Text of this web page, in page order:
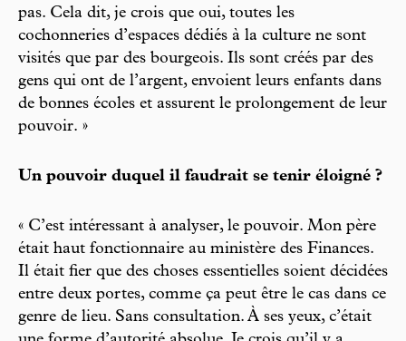
pas. Cela dit, je crois que oui, toutes les
cochonneries d’espaces dédiés à la culture ne sont
visités que par des bourgeois. Ils sont créés par des
gens qui ont de l’argent, envoient leurs enfants dans
de bonnes écoles et assurent le prolongement de leur
pouvoir. »
Un pouvoir duquel il faudrait se tenir éloigné ?
« C’est intéressant à analyser, le pouvoir. Mon père
était haut fonctionnaire au ministère des Finances.
Il était fier que des choses essentielles soient décidées
entre deux portes, comme ça peut être le cas dans ce
genre de lieu. Sans consultation. À ses yeux, c’était